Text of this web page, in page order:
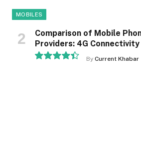
MOBILES
Comparison of Mobile
Providers: 4G Connectivity
By Current Khabar